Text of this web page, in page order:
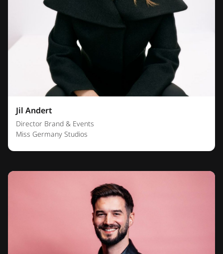
Jil Andert
Director Brand & Events
Miss Germany Studios